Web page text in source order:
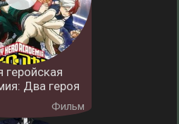
геройская
Два героя
Фильм